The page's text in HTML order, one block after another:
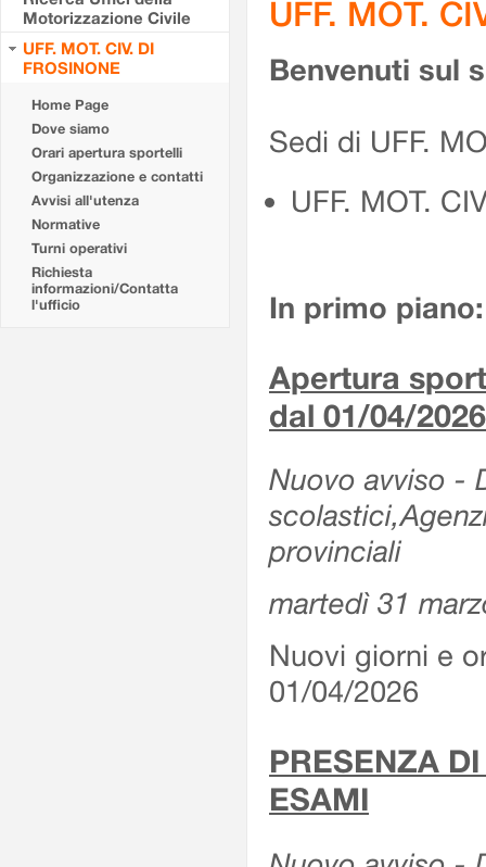
Motorizzazione Civile
UFF. MOT. CIV. DI
FROSINONE
Home Page
Dove siamo
Orari apertura sportelli
Organizzazione e contatti
Avvisi all'utenza
Normative
Turni operativi
Richiesta
informazioni/Contatta
l'ufficio
UFF. MOT.
Benvenuti sul
Sedi di UFF.
UFF. MOT.
In primo piano:
Apertura
dal 01/04/2026
Nuovo avviso -
provinciali
martedì 31
Nuovi giorni e
01/04/2026
PRESENZA
ESAMI